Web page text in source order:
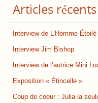
Articles récents
Interview de L’Homme Étoilé
Interview Jim Bishop
Interview de l’autrice Mini
Exposition « Étincelle »
Coup de coeur : Julia la